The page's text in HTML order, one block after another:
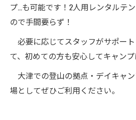
プ…も可能です！2人用レンタルテ
ので手間要らず！
必要に応じてスタッフがサポー
て、初めての方も安心してキャンプ
大津での登山の拠点・デイキャ
場としてぜひご利用ください。